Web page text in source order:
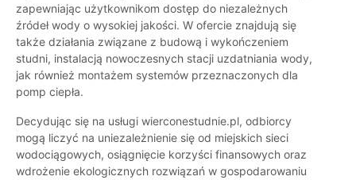
zapewniając użytkownikom dostęp do niezależnych
źródeł wody o wysokiej jakości. W ofercie znajdują się
także działania związane z budową i wykończeniem
studni, instalacją nowoczesnych stacji uzdatniania wody,
jak również montażem systemów przeznaczonych dla
pomp ciepła.
Decydując się na usługi wierconestudnie.pl, odbiorcy
mogą liczyć na uniezależnienie się od miejskich sieci
wodociągowych, osiągnięcie korzyści finansowych oraz
wdrożenie ekologicznych rozwiązań w gospodarowaniu